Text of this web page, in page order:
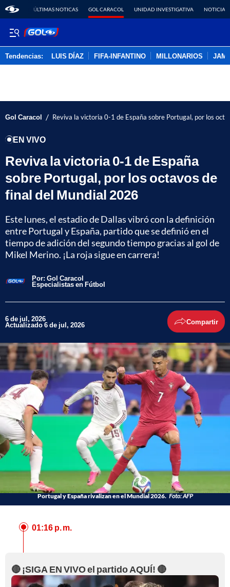
ÚLTIMAS NOTICAS GOL CARACOL UNIDAD INVESTIGATIVA NOTICIAS
Tendencias: LUIS DÍAZ FIFA-INFANTINO MILLONARIOS
Gol Caracol / Reviva la victoria 0-1 de España sobre Portugal, por los
EN VIVO
Reviva la victoria 0-1 de España
sobre Portugal, por los octavos de
final del Mundial 2026
Este lunes, el estadio de Dallas vibró con la definición
entre Portugal y España, partido que se definió en el
tiempo de adición del segundo tiempo gracias al gol de
Mikel Merino. ¡La roja sigue en carrera!
Por: Gol Caracol
Especialistas en Fútbol
6 de jul, 2026
Actualizado 6 de jul, 2026 Compartir
Portugal y España rivalizan en el Mundial 2026. Foto: AFP
01:16 p. m.
🔴 ¡SIGA EN VIVO el partido AQUÍ! 🔴